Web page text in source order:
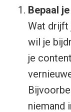
Bepaal
Wat drijft
wil je
je
niemand